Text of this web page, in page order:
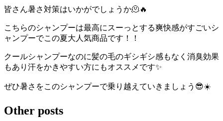
皆さん暑さ対策はいかがでしょうか🫠🔥
こちらのシャンプーは最高にスーっとする爽快感がすごいシ
ャンプーでこの夏大人気商品です！！
クールシャンプーなのに髪の毛のギシギシ感もなく消臭効果
もあり汗をかきやすい方にもオススメです✨
ぜひ暑さをこのシャンプーで乗り越えていきましょう😎☀️
Other posts